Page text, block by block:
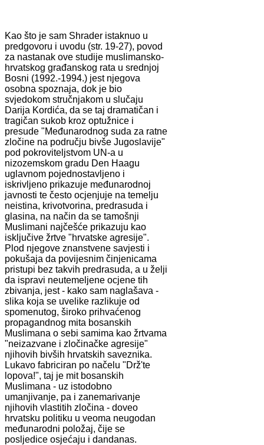
Kao što je sam Shrader istaknuo u
predgovoru i uvodu (str. 19-27), povod
za nastanak ove studije muslimansko-
hrvatskog građanskog rata u srednjoj
Bosni (1992.-1994.) jest njegova
osobna spoznaja, dok je bio
svjedokom stručnjakom u slučaju
Darija Kordića, da se taj dramatičan i
tragičan sukob kroz optužnice i
presude "Međunarodnog suda za ratne
zločine na području bivše Jugoslavije"
pod pokroviteljstvom UN-a u
nizozemskom gradu Den Haagu
uglavnom pojednostavljeno i
iskrivljeno prikazuje međunarodnoj
javnosti te često ocjenjuje na temelju
neistina, krivotvorina, predrasuda i
glasina, na način da se tamošnji
Muslimani najčešće prikazuju kao
isključive žrtve "hrvatske agresije".
Plod njegove znanstvene savjesti i
pokušaja da povijesnim činjenicama
pristupi bez takvih predrasuda, a u želji
da ispravi neutemeljene ocjene tih
zbivanja, jest - kako sam naglašava -
slika koja se uvelike razlikuje od
spomenutog, široko prihvaćenog
propagandnog mita bosanskih
Muslimana o sebi samima kao žrtvama
"neizazvane i zločinačke agresije"
njihovih bivših hrvatskih saveznika.
Lukavo fabriciran po načelu "Drž'te
lopova!", taj je mit bosanskih
Muslimana - uz istodobno
umanjivanje, pa i zanemarivanje
njihovih vlastitih zločina - doveo
hrvatsku politiku u veoma neugodan
međunarodni položaj, čije se
posljedice osjećaju i dandanas.